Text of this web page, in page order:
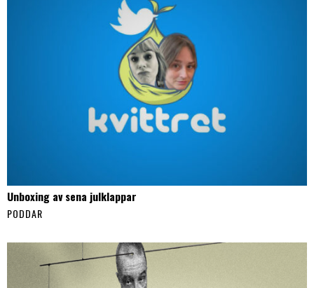
Unboxing av sena julklappar
PODDAR